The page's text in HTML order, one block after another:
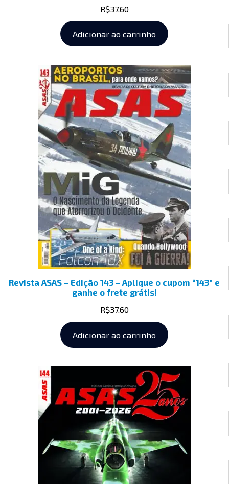
R$37.60
Adicionar ao carrinho
Revista ASAS – Edição 143 – Aplique o cupom “143” e
ganhe o frete grátis!
R$37.60
Adicionar ao carrinho